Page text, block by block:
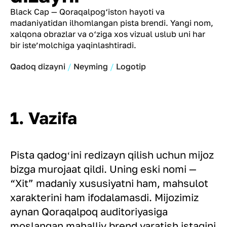
Black Cap — Qoraqalpog‘iston hayoti va
madaniyatidan ilhomlangan pista brendi. Yangi nom,
xalqona obrazlar va o‘ziga xos vizual uslub uni har
bir iste’molchiga yaqinlashtiradi.
Qadoq dizayni Neyming Logotip
1. Vazifa
Pista qadogʻini redizayn qilish uchun mijoz
bizga murojaat qildi. Uning eski nomi —
“Xit” madaniy xususiyatni ham, mahsulot
xarakterini ham ifodalamasdi. Mijozimiz
aynan Qoraqalpoq auditoriyasiga